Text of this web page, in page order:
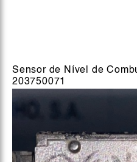
Sensor de Nível de
203750071